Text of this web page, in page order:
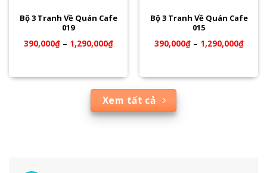
Bộ 3 Tranh Về Quán Cafe
019
390,000₫– 1,290,000₫
Bộ 3 Tranh Về Quán Cafe
015
390,000₫– 1,290,000₫
Xem tất cả